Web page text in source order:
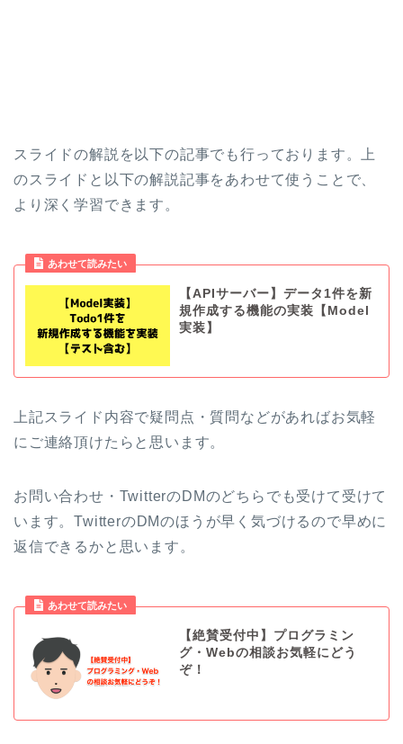
スライドの解説を以下の記事でも行っております。上
のスライドと以下の解説記事をあわせて使うことで、
より深く学習できます。
あわせて読みたい
【APIサーバー】データ1件を新
規作成する機能の実装【Model
実装】
上記スライド内容で疑問点・質問などがあればお気軽
にご連絡頂けたらと思います。
お問い合わせ・TwitterのDMのどちらでも受けて受けて
います。TwitterのDMのほうが早く気づけるので早めに
返信できるかと思います。
あわせて読みたい
【絶賛受付中】プログラミン
グ・Webの相談お気軽にどう
ぞ！